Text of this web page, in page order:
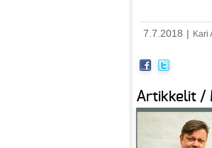
7.7.2018 Kari
Artikkelit /